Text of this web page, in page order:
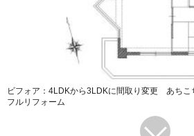
ビフォア：4LDKから3LDKに間取り変更 あちこ
フルリフォーム